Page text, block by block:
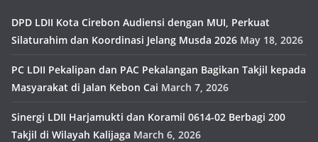
DPD LDII Kota Cirebon Audiensi dengan MUI, Perkuat
Silaturahim dan Koordinasi Jelang Musda 2026 May 18, 2026
PC LDII Pekalipan dan PAC Pekalangan Bagikan Takjil kepada
Masyarakat di Jalan Kebon Cai March 7, 2026
Sinergi LDII Harjamukti dan Koramil 0614-02 Berbagi 200
Takjil di Wilayah Kalijaga March 6, 2026